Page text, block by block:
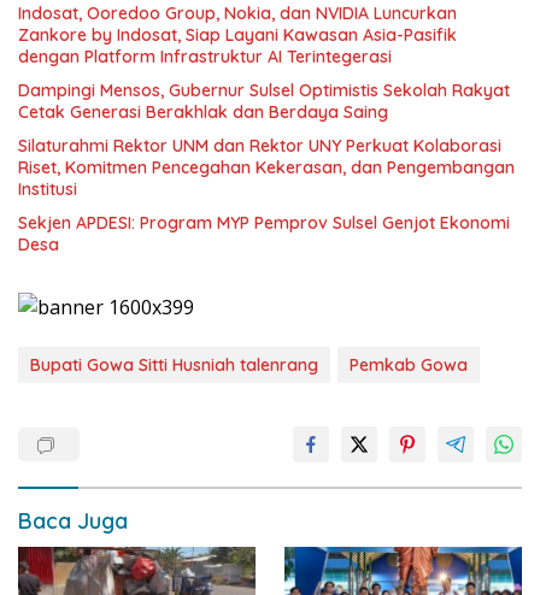
Indosat, Ooredoo Group, Nokia, dan NVIDIA Luncurkan
Zankore by Indosat, Siap Layani Kawasan Asia-Pasifik
dengan Platform Infrastruktur AI Terintegerasi
Dampingi Mensos, Gubernur Sulsel Optimistis Sekolah Rakyat
Cetak Generasi Berakhlak dan Berdaya Saing
Silaturahmi Rektor UNM dan Rektor UNY Perkuat Kolaborasi
Riset, Komitmen Pencegahan Kekerasan, dan Pengembangan
Institusi
Sekjen APDESI: Program MYP Pemprov Sulsel Genjot Ekonomi
Desa
Bupati Gowa Sitti Husniah talenrang Pemkab Gowa
Baca Juga